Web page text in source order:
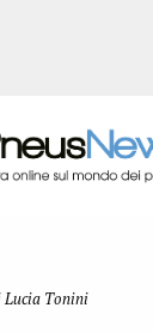
Lucia Tonini